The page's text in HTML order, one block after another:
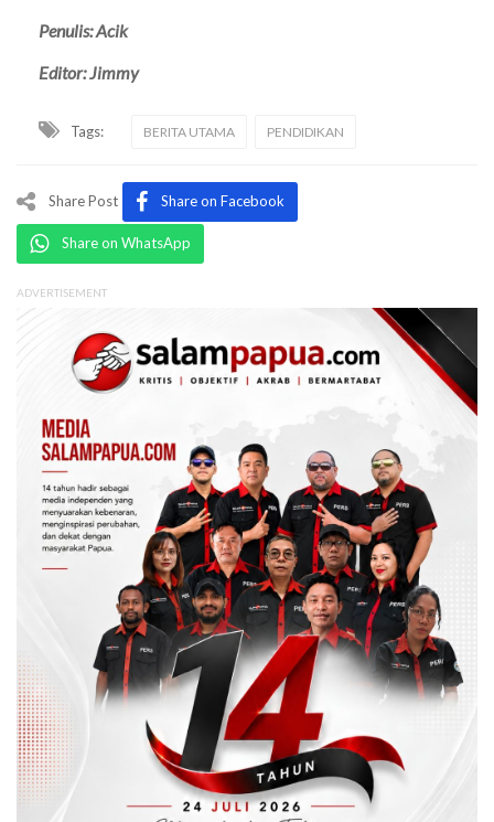
Penulis: Acik
Editor: Jimmy
Tags: BERITA UTAMA PENDIDIKAN
Share Post Share on Facebook
Share on WhatsApp
ADVERTISEMENT